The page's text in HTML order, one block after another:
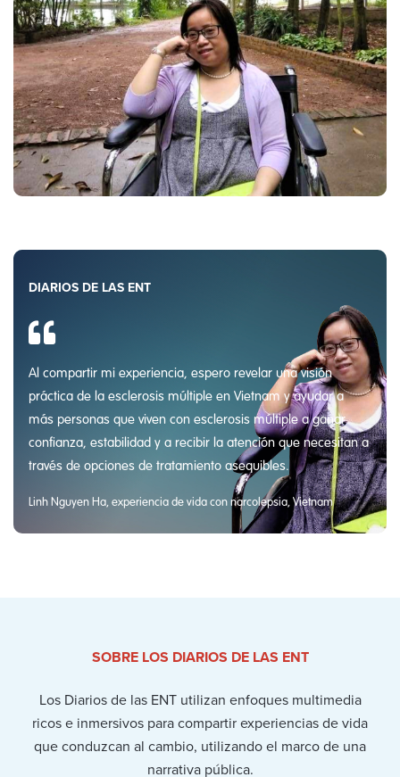
DIARIOS DE LAS ENT
Al compartir mi experiencia, espero revelar una visión
práctica de la esclerosis múltiple en Vietnam y ayudar a
más personas que viven con esclerosis múltiple a ganar
confianza, estabilidad y a recibir la atención que necesitan a
través de opciones de tratamiento asequibles.
Linh Nguyen Ha, experiencia de vida con narcolepsia, Vietnam
SOBRE LOS DIARIOS DE LAS ENT
Los Diarios de las ENT utilizan enfoques multimedia
ricos e inmersivos para compartir experiencias de vida
que conduzcan al cambio, utilizando el marco de una
narrativa pública.